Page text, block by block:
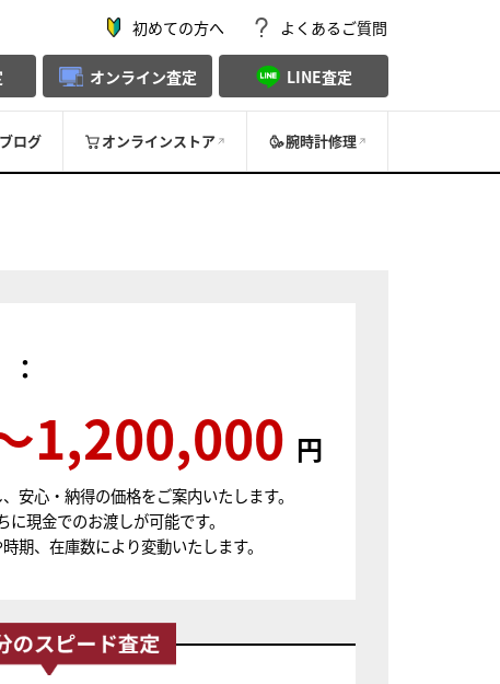
初めての方へ よくあるご質問
オンライン査定 LINE査定
ブログ オンラインストア 腕時計修理
1,200,000 円
安心・納得の価格をご案内いたします。
に現金でのお渡しが可能です。
期、在庫数により変動いたします。